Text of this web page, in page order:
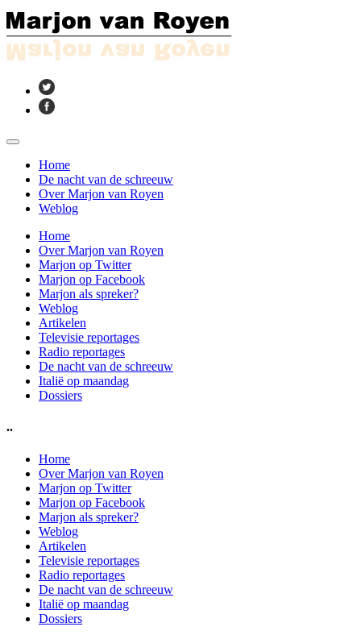
Home
De nacht van de schreeuw
Over Marjon van Royen
Weblog
Home
Over Marjon van Royen
Marjon op Twitter
Marjon op Facebook
Marjon als spreker?
Weblog
Artikelen
Televisie reportages
Radio reportages
De nacht van de schreeuw
Italië op maandag
Dossiers
..
Home
Over Marjon van Royen
Marjon op Twitter
Marjon op Facebook
Marjon als spreker?
Weblog
Artikelen
Televisie reportages
Radio reportages
De nacht van de schreeuw
Italië op maandag
Dossiers